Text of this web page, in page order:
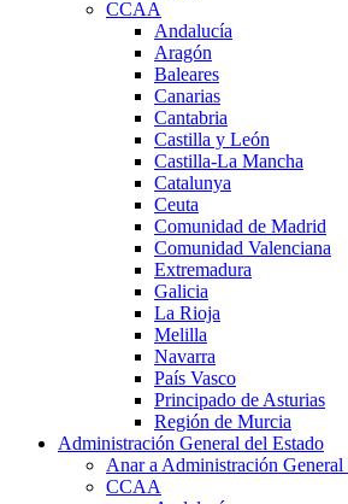
CCAA
Andalucía
Aragón
Baleares
Canarias
Cantabria
Castilla y León
Castilla-La Mancha
Catalunya
Ceuta
Comunidad de Madrid
Comunidad Valenciana
Extremadura
Galicia
La Rioja
Melilla
Navarra
País Vasco
Principado de Asturias
Región de Murcia
Administración General del Estado
Anar a Administración General
CCAA